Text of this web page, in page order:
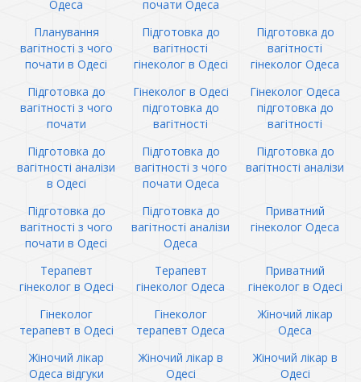
Одеса
почати Одеса
Планування
вагітності з чого
почати в Одесі
Підготовка до
вагітності
гінеколог в Одесі
Підготовка до
вагітності
гінеколог Одеса
Підготовка до
вагітності з чого
почати
Гінеколог в Одесі
підготовка до
вагітності
Гінеколог Одеса
підготовка до
вагітності
Підготовка до
вагітності аналізи
в Одесі
Підготовка до
вагітності з чого
почати Одеса
Підготовка до
вагітності аналізи
Підготовка до
вагітності з чого
почати в Одесі
Підготовка до
вагітності аналізи
Одеса
Приватний
гінеколог Одеса
Терапевт
гінеколог в Одесі
Терапевт
гінеколог Одеса
Приватний
гінеколог в Одесі
Гінеколог
терапевт в Одесі
Гінеколог
терапевт Одеса
Жіночий лікар
Одеса
Жіночий лікар
Одеса відгуки
Жіночий лікар в
Одесі
Жіночий лікар в
Одесі